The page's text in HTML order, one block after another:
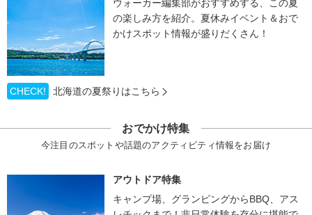
ウォーカー編集部がおすすめする、この夏
の楽しみ方を紹介。夏休みイベント＆おで
かけスポット情報が盛りだくさん！
CHECK! 北海道の夏祭りはこちら
おでかけ特集
今注目のスポットや話題のアクティビティ情報をお届け
アウトドア特集
キャンプ場、グランピングからBBQ、アス